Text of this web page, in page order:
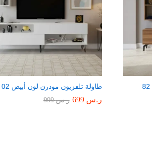
طاولة تلفزيون مودرن لون أبيض 02
ر.س 699 ر.س999